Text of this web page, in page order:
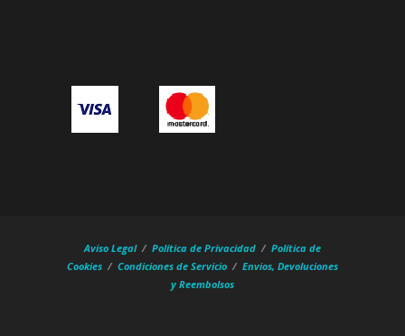
Aviso Legal / Política de Privacidad / Política de
Cookies / Condiciones de Servicio / Envios, Devoluciones
y Reembolsos